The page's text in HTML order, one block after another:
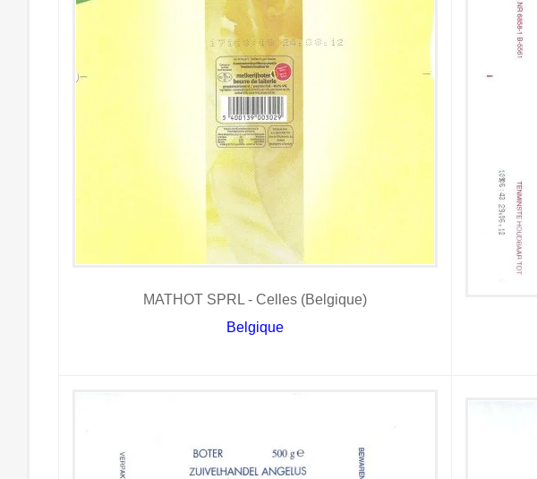
MATHOT SPRL - Celles (Belgique)
Belgique